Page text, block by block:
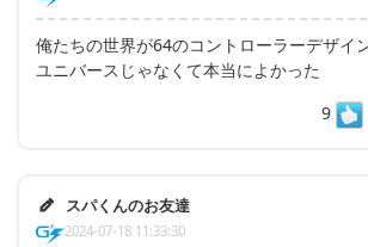
俺たちの世界が64のコントローラーデザイ
ユニバースじゃなくて本当によかった
9
スパくんのお友達
2024-07-18 11:33:30